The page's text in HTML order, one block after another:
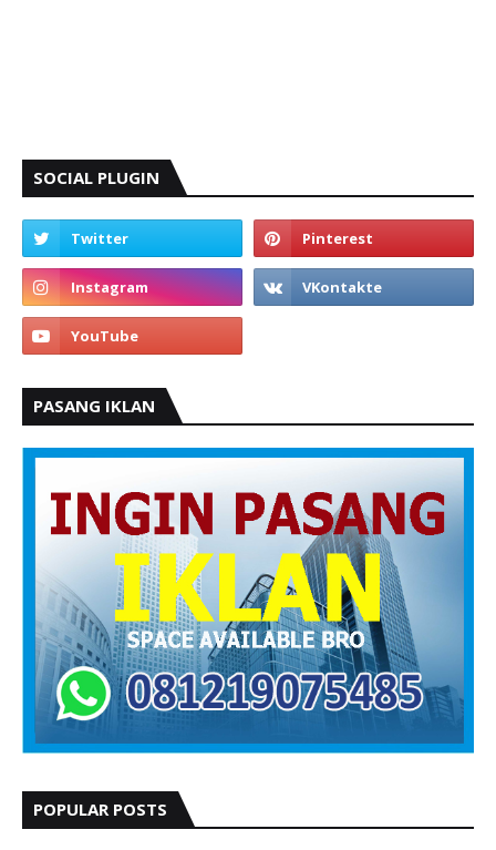
SOCIAL PLUGIN
PASANG IKLAN
POPULAR POSTS